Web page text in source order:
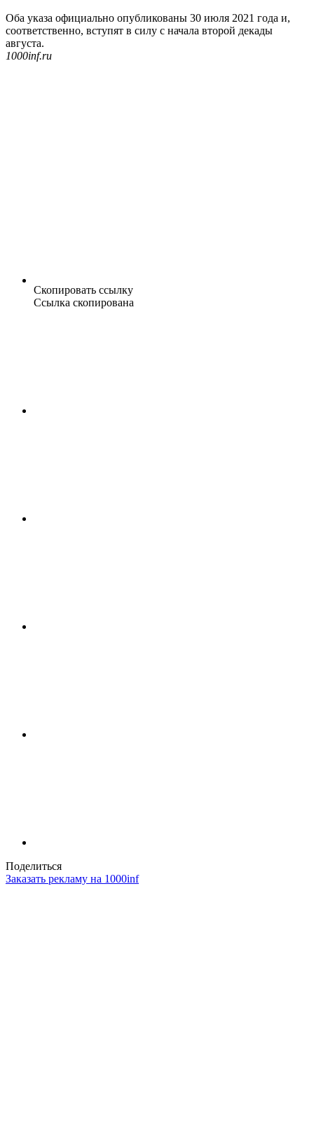
Оба указа официально опубликованы 30 июля 2021 года и,
соответственно, вступят в силу с начала второй декады
августа.
1000inf.ru
Скопировать ссылку
Ссылка скопирована
Поделиться
Заказать рекламу на 1000inf